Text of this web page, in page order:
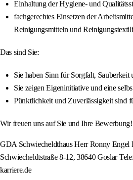
Einhaltung der Hygiene- und
fachgerechtes Einsetzen der
Reinigungsmitteln und
Das sind Sie:
Sie haben Sinn für Sorgfalt, Sauberkeit
Sie zeigen Eigeninitiative und eine
Pünktlichkeit und Zuverlässigkeit sind
Wir freuen uns auf Sie und Ihre Bewerbung!
GDA Schwiecheldthaus Herr Ronny Engel
Schwiecheldtstraße 8-12, 38640 Goslar
karriere.de